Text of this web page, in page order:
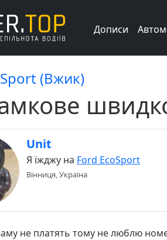
Дописи
(Вжик)
Unit
Я їжджу на Ford EcoSport
Вінниця, Україна
не платять тому не люблю